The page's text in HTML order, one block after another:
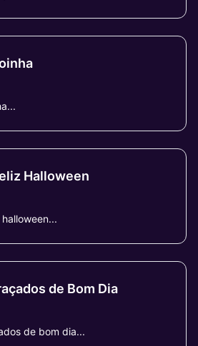
Halloween
de Bom Dia
de bom dia...